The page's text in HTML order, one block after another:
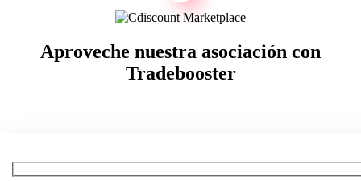
Aproveche nuestra asociación con
Tradebooster